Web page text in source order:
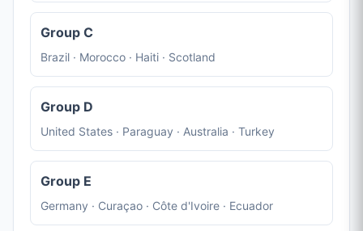
Group C
Brazil · Morocco · Haiti · Scotland
Group D
United States · Paraguay · Australia · Turkey
Group E
Germany · Curaçao · Côte d'Ivoire · Ecuador